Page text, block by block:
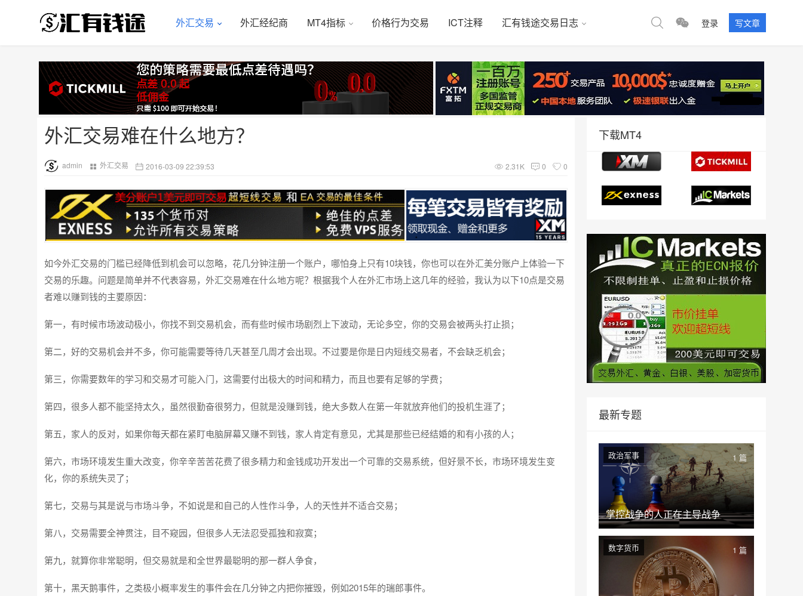
外汇交易 外汇经纪商 MT4指标 价格行为交易 ICT注释 汇有钱途交易日志 登录 写文章
外汇交易难在什么地方？
admin 外汇交易 2016-03-09 22:39:53 2.31K 0 0
如今外汇交易的门槛已经降低到机会可以忽略，花几分钟注册一个账户，哪怕身上只有10块钱，你也可以在外汇美分账户上体验一下
交易的乐趣。问题是简单并不代表容易，外汇交易难在什么地方呢？根据我个人在外汇市场上这几年的经验，我认为以下10点是交易
者难以赚到钱的主要原因：
第一，有时候市场波动极小，你找不到交易机会，而有些时候市场剧烈上下波动，无论多空，你的交易会被两头打止损；
第二，好的交易机会并不多，你可能需要等待几天甚至几周才会出现。不过要是你是日内短线交易者，不会缺乏机会；
第三，你需要数年的学习和交易才可能入门，这需要付出极大的时间和精力，而且也要有足够的学费；
第四，很多人都不能坚持太久，虽然很勤奋很努力，但就是没赚到钱，绝大多数人在第一年就放弃他们的投机生涯了；
第五，家人的反对，如果你每天都在紧盯电脑屏幕又赚不到钱，家人肯定有意见，尤其是那些已经结婚的和有小孩的人；
第六，市场环境发生重大改变，你辛辛苦苦花费了很多精力和金钱成功开发出一个可靠的交易系统，但好景不长，市场环境发生变
化，你的系统失灵了；
第七，交易与其是说与市场斗争，不如说是和自己的人性作斗争，人的天性并不适合交易；
第八，交易需要全神贯注，目不窥园，但很多人无法忍受孤独和寂寞；
第九，就算你非常聪明，但交易就是和全世界最聪明的那一群人争食，
第十，黑天鹅事件，之类极小概率发生的事件会在几分钟之内把你摧毁，例如2015年的瑞郎事件。
下载MT4
最新专题
掌控战争的人正在主导战争
政治军事 1 篇
数字货币 1 篇